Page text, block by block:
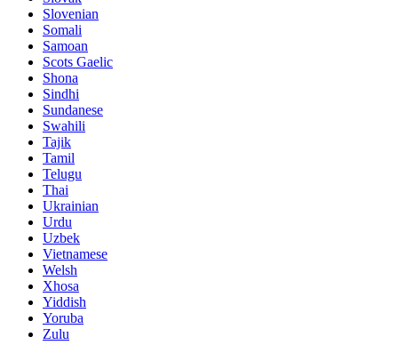
Slovenian
Somali
Samoan
Scots Gaelic
Shona
Sindhi
Sundanese
Swahili
Tajik
Tamil
Telugu
Thai
Ukrainian
Urdu
Uzbek
Vietnamese
Welsh
Xhosa
Yiddish
Yoruba
Zulu